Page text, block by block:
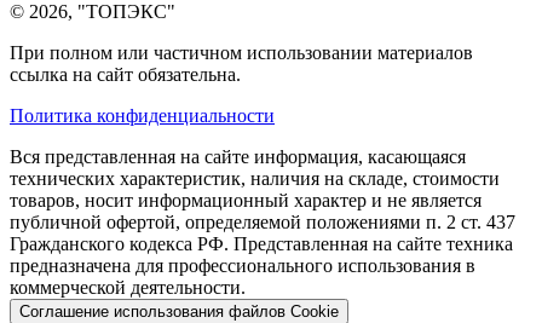
© 2026, "ТОПЭКС"
При полном или частичном использовании материалов
ссылка на сайт обязательна.
Политика конфиденциальности
Вся представленная на сайте информация, касающаяся
технических характеристик, наличия на складе, стоимости
товаров, носит информационный характер и не является
публичной офертой, определяемой положениями п. 2 ст. 437
Гражданского кодекса РФ. Представленная на сайте техника
предназначена для профессионального использования в
коммерческой деятельности.
Соглашение использования файлов Cookie